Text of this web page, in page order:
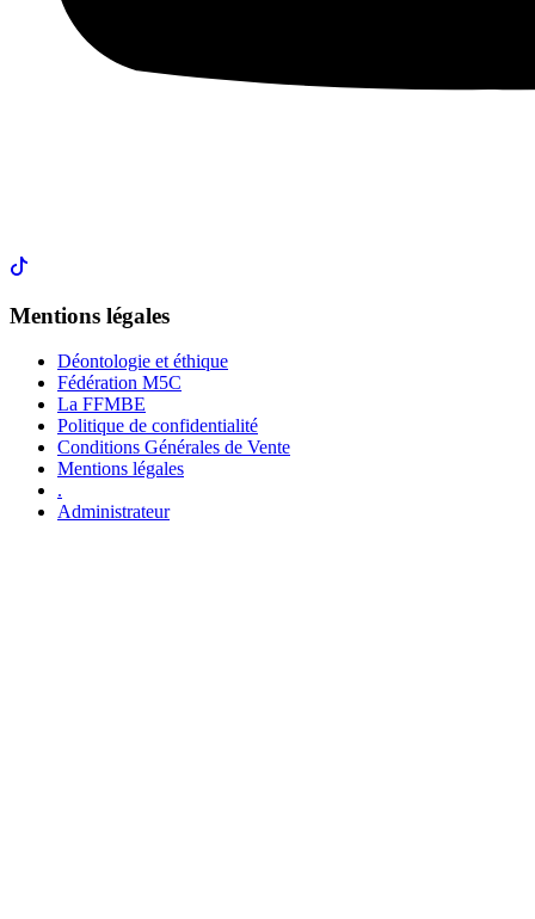
Mentions légales
Déontologie et éthique
Fédération M5C
La FFMBE
Politique de confidentialité
Conditions Générales de Vente
Mentions légales
.
Administrateur